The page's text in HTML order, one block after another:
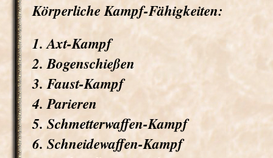
Körperliche Kampf-Fähigkeiten:
1. Axt-Kampf
2. Bogenschießen
3. Faust-Kampf
4. Parieren
5. Schmetterwaffen-Kampf
6. Schneidewaffen-Kampf